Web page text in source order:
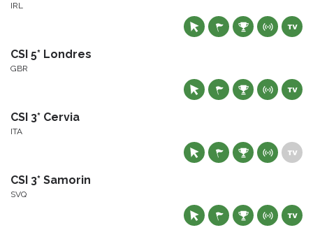
IRL
CSI 5* Londres
GBR
CSI 3* Cervia
ITA
CSI 3* Samorin
SVQ